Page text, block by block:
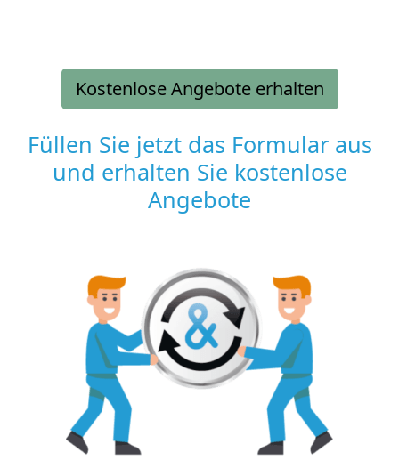
Kostenlose Angebote erhalten
Füllen Sie jetzt das Formular aus
und erhalten Sie kostenlose
Angebote